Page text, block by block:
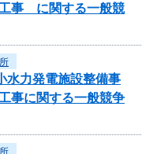
事 に関する一般競
水力発電施設整備事
に関する一般競争